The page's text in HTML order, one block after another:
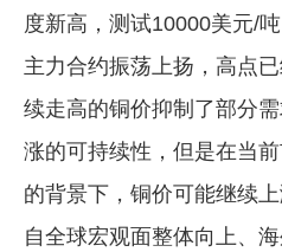
《资源再生》杂志
行情报价
度新高，测试10000美元/
主力合约振荡上扬，高点
续走高的铜价抑制了部分
涨的可持续性，但是在当
的背景下，铜价可能继续
自全球宏观面整体向上、